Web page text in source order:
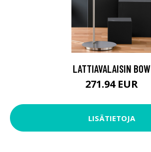
LATTIAVALAISIN BOW
271.94 EUR
LISÄTIETOJA